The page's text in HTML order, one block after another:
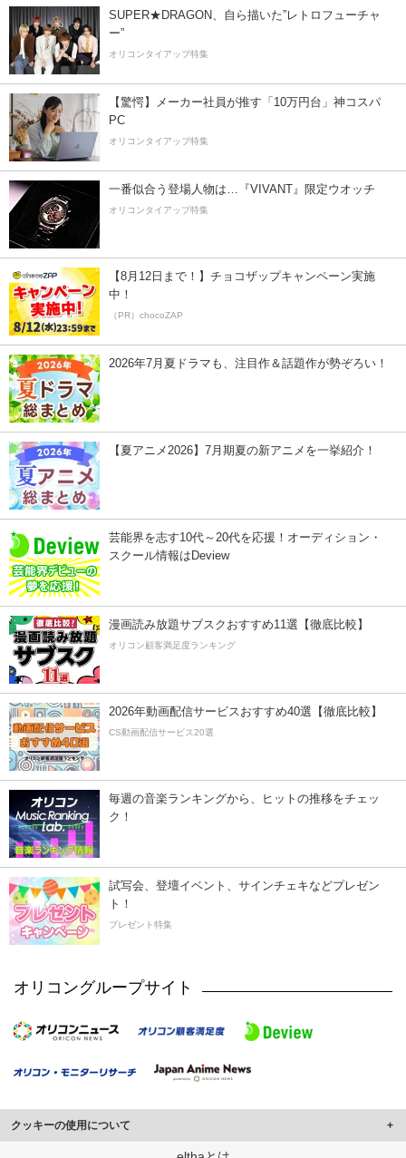
SUPER★DRAGON、自ら描いた”レトロフューチャ
ー”
オリコンタイアップ特集
【驚愕】メーカー社員が推す「10万円台」神コスパ
PC
オリコンタイアップ特集
一番似合う登場人物は…『VIVANT』限定ウオッチ
オリコンタイアップ特集
【8月12日まで！】チョコザップキャンペーン実施
中！
（PR）chocoZAP
2026年7月夏ドラマも、注目作＆話題作が勢ぞろい！
【夏アニメ2026】7月期夏の新アニメを一挙紹介！
芸能界を志す10代～20代を応援！オーディション・
スクール情報はDeview
漫画読み放題サブスクおすすめ11選【徹底比較】
オリコン顧客満足度ランキング
2026年動画配信サービスおすすめ40選【徹底比較】
CS動画配信サービス20選
毎週の音楽ランキングから、ヒットの推移をチェッ
ク！
試写会、登壇イベント、サインチェキなどプレゼン
ト！
プレゼント特集
オリコングループサイト
クッキーの使用について